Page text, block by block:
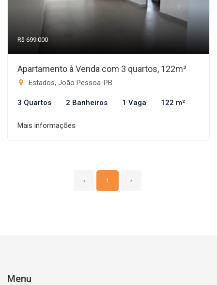
R$ 699.000
Apartamento à Venda com 3 quartos, 122m²
Estados, João Pessoa-PB
3 Quartos 2 Banheiros 1 Vaga 122 m²
Mais informações
‹ 1 ›
Menu